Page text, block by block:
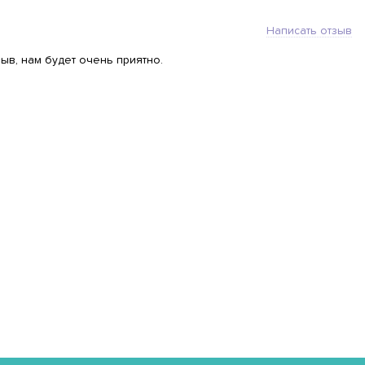
Написать отзыв
нам будет очень приятно.